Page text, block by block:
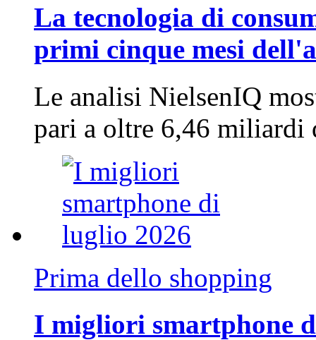
La tecnologia di
primi cinque mesi
Le analisi NielsenIQ
pari a oltre 6,46
Prima dello shopping
I migliori smartphone